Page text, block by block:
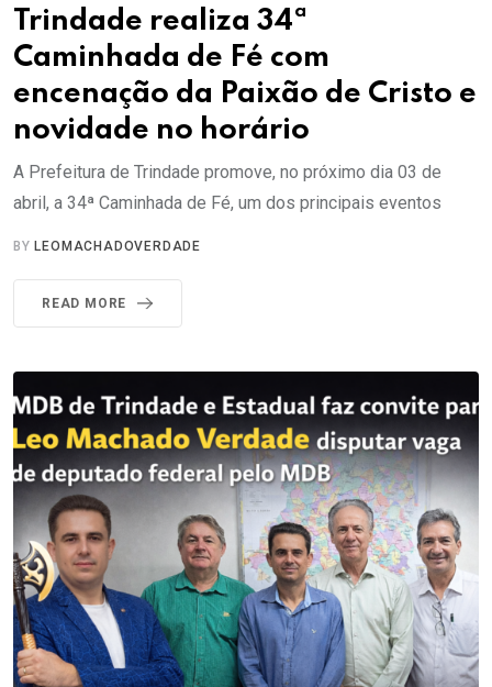
Trindade realiza 34ª
Caminhada de Fé com
encenação da Paixão de Cristo e
novidade no horário
A Prefeitura de Trindade promove, no próximo dia 03 de
abril, a 34ª Caminhada de Fé, um dos principais eventos
BY LEOMACHADOVERDADE
READ MORE